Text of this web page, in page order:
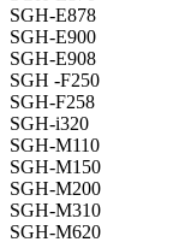
SGH-E878
SGH-E900
SGH-E908
SGH -F250
SGH-F258
SGH-i320
SGH-M110
SGH-M150
SGH-M200
SGH-M310
SGH-M620